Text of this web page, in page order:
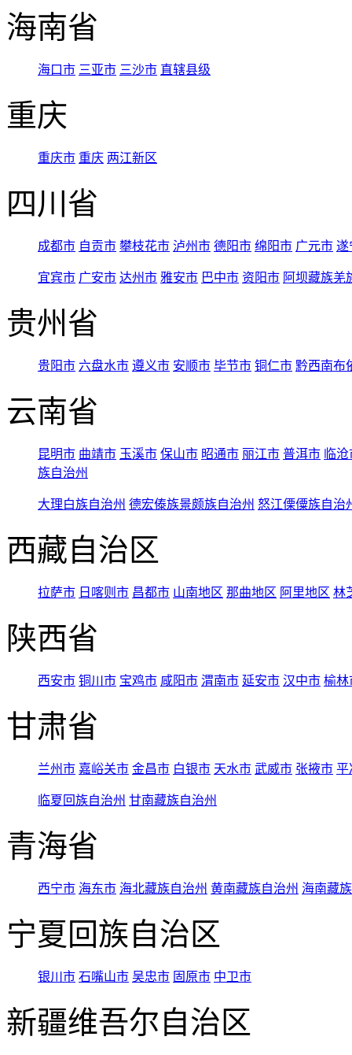
海南省
海口市 三亚市 三沙市 直辖县级
重庆
重庆市 重庆 两江新区
四川省
成都市 自贡市 攀枝花市 泸州市 德阳市 绵阳市 广元市 遂
宜宾市 广安市 达州市 雅安市 巴中市 资阳市 阿坝藏族羌
贵州省
贵阳市 六盘水市 遵义市 安顺市 毕节市 铜仁市 黔西南布
云南省
昆明市 曲靖市 玉溪市 保山市 昭通市 丽江市 普洱市 临
族自治州
大理白族自治州 德宏傣族景颇族自治州 怒江傈僳族自治
西藏自治区
拉萨市 日喀则市 昌都市 山南地区 那曲地区 阿里地区 林
陕西省
西安市 铜川市 宝鸡市 咸阳市 渭南市 延安市 汉中市 榆林
甘肃省
兰州市 嘉峪关市 金昌市 白银市 天水市 武威市 张掖市 平
临夏回族自治州 甘南藏族自治州
青海省
西宁市 海东市 海北藏族自治州 黄南藏族自治州 海南藏
宁夏回族自治区
银川市 石嘴山市 吴忠市 固原市 中卫市
新疆维吾尔自治区